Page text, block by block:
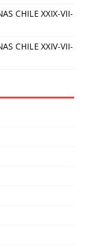
CHILE XXIX-VII-
CHILE XXIV-VII-